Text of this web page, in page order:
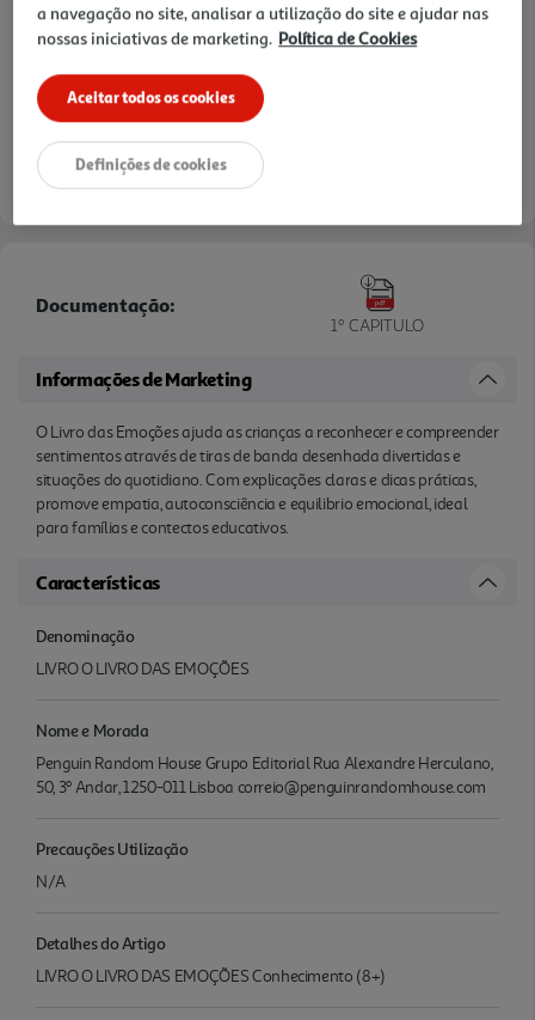
Documentação:
1º CAPITULO
Informações de Marketing
O Livro das Emoções ajuda as crianças a reconhecer e compreender
sentimentos através de tiras de banda desenhada divertidas e
situações do quotidiano. Com explicações claras e dicas práticas,
promove empatia, autoconsciência e equilibrio emocional, ideal
para famílias e contectos educativos.
Características
Denominação
LIVRO O LIVRO DAS EMOÇÕES
Nome e Morada
Penguin Random House Grupo Editorial Rua Alexandre Herculano,
50, 3º Andar, 1250-011 Lisboa correio@penguinrandomhouse.com
Precauções Utilização
N/A
Detalhes do Artigo
LIVRO O LIVRO DAS EMOÇÕES Conhecimento (8+)
a navegação no site, analisar a utilização do site e ajudar nas
nossas iniciativas de marketing. Política de Cookies
Aceitar todos os cookies
Definições de cookies